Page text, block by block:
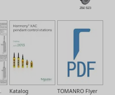
TOMANRO Flyer
Katalog